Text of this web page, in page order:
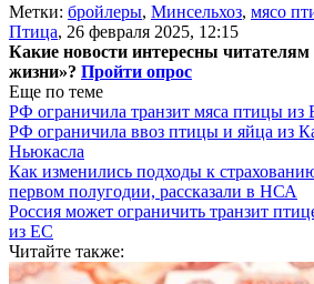
Метки: бройлеры, Минсельхоз, мясо
Птица, 26 февраля 2025, 12:15
Какие новости интересны
жизни»? Пройти опрос
Еще по теме
РФ ограничила транзит мяса птицы из
РФ ограничила ввоз птицы и яйца из
Ньюкасла
Как изменились подходы к
первом полугодии, рассказали в НСА
Россия может ограничить транзит
из ЕС
Читайте также: